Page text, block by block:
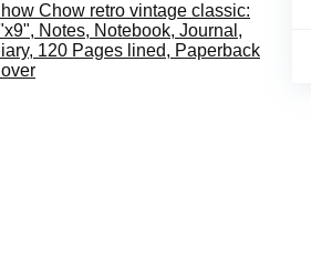
Chow retro vintage classic:
Notes, Notebook, Journal,
120 Pages lined, Paperback